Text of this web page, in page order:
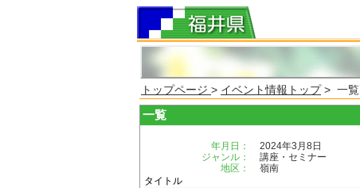
トップページ > イベント情報トップ> 一覧
一覧
年月日：
2024年3月8日
ジャンル：
講座・セミナー
地区：
嶺南
タイトル